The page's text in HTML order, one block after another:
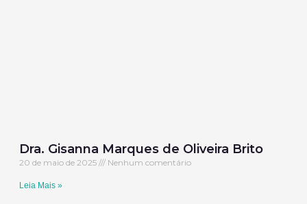
Dra. Gisanna Marques de Oliveira Brito
20 de maio de 2025 Nenhum comentário
Leia Mais »